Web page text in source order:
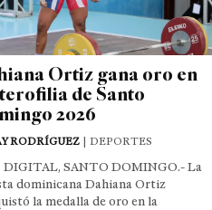
Ortiz gana oro en
de Santo
2026
RODRÍGUEZ| DEPORTES
DIGITAL, SANTO DOMINGO.- La
dominicana Dahiana Ortiz
la medalla de oro en la